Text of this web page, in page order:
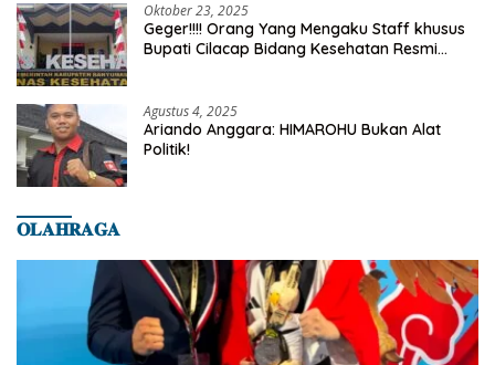
Oktober 23, 2025
Geger!!!! Orang Yang Mengaku Staff khusus
Bupati Cilacap Bidang Kesehatan Resmi
Agustus 4, 2025
Ariando Anggara: HIMAROHU Bukan Alat
Politik!
𝐎𝐋𝐀𝐇𝐑𝐀𝐆𝐀